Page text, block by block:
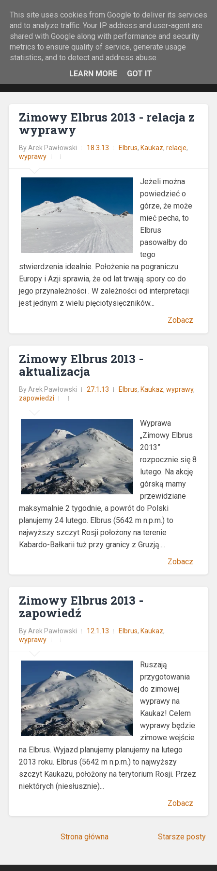
Rock&Run
O bieganiu z górskiej perspektywy.
Zimowy Elbrus 2013 - relacja z
wyprawy
ByArek Pawłowski 18.3.13 Elbrus, Kaukaz, relacje,
wyprawy
Jeżeli można
powiedzieć o
górze, że może
mieć pecha, to
Elbrus
pasowałby do
tego
stwierdzenia idealnie. Położenie na pograniczu
Europy i Azji sprawia, że od lat trwają spory co do
jego przynależności . W zależności od interpretacji
jest jednym z wielu pięciotysięczników...
Zobacz
Zimowy Elbrus 2013 -
aktualizacja
By Arek Pawłowski 27.1.13 Elbrus, Kaukaz, wyprawy,
zapowiedzi
Wyprawa
„Zimowy Elbrus
2013”
rozpocznie się 8
lutego. Na akcję
górską mamy
przewidziane
maksymalnie 2 tygodnie, a powrót do Polski
planujemy 24 lutego. Elbrus (5642 m n.p.m.) to
najwyższy szczyt Rosji położony na terenie
Kabardo-Bałkarii tuż przy granicy z Gruzją....
Zobacz
Zimowy Elbrus 2013 -
zapowiedź
By Arek Pawłowski 12.1.13 Elbrus, Kaukaz,
wyprawy
Ruszają
przygotowania
do zimowej
wyprawy na
Kaukaz! Celem
wyprawy będzie
zimowe wejście
na Elbrus. Wyjazd planujemy planujemy na lutego
2013 roku. Elbrus (5642 m n.p.m.) to najwyższy
szczyt Kaukazu, położony na terytorium Rosji. Przez
niektórych (niesłusznie)...
Zobacz
Starsze posty
Strona główna
This site uses cookies from Google to deliver its services
and to analyze traffic. Your IP address and user-agent are
shared with Google along with performance and security
metrics to ensure quality of service, generate usage
statistics, and to detect and address abuse.
LEARN MORE
GOT IT